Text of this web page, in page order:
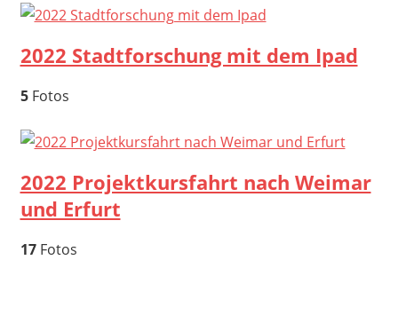
2022 Stadtforschung mit dem Ipad
5Fotos
2022 Projektkursfahrt nach Weimar
und Erfurt
17Fotos